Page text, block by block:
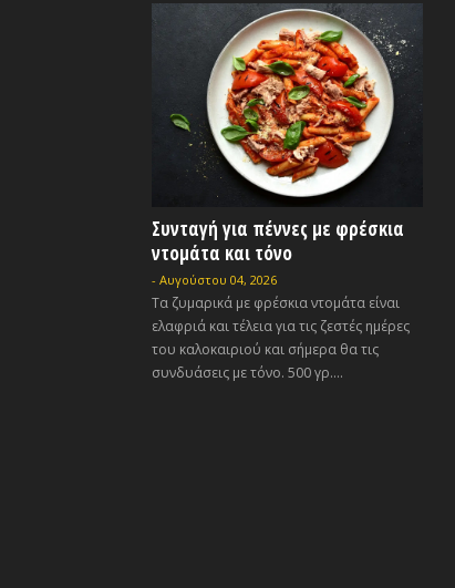
Συνταγή για πέννες με φρέσκια
ντομάτα και τόνο
- Αυγούστου 04, 2026
Τα ζυμαρικά με φρέσκια ντομάτα είναι
ελαφριά και τέλεια για τις ζεστές ημέρες
του καλοκαιριού και σήμερα θα τις
συνδυάσεις με τόνο. 500 γρ....